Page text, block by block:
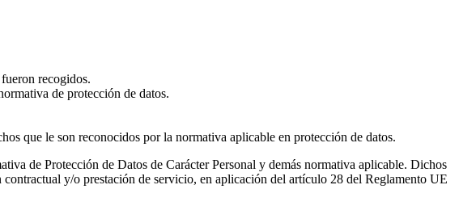
recogidos.
de protección de datos.
que le son reconocidos por la normativa aplicable en protección de datos.
de Protección de Datos de Carácter Personal y demás normativa aplicable. Dichos
y/o prestación de servicio, en aplicación del artículo 28 del Reglamento UE